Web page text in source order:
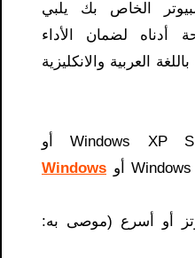
الخاص بك يلبي
أدناه لضمان الأداء
الأمثل تحميل office 2010 باللغة العربية والانكليزية
Windows XP SP3 أو
Windows
هرتز أو أسرع (موصى به: